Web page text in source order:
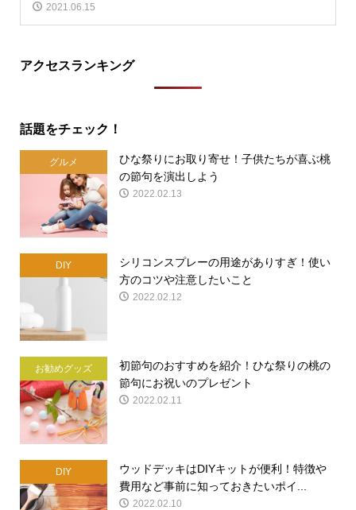
2021.06.15
アクセスランキング
話題をチェック！
グルメ
ひな祭りにお取り寄せ！子供たちが喜ぶ桃
の節句を演出しよう
2022.02.13
DIY
シリコンスプレーの用途がありすぎ！使い
方のコツや注意したいこと
2022.02.12
お勧めグッズ
初節句のおすすめを紹介！ひな祭りの桃の
節句にお祝いのプレゼント
2022.02.11
DIY
ウッドデッキはDIYキットが便利！特徴や
費用など事前に知っておきたいポイ...
2022.02.10